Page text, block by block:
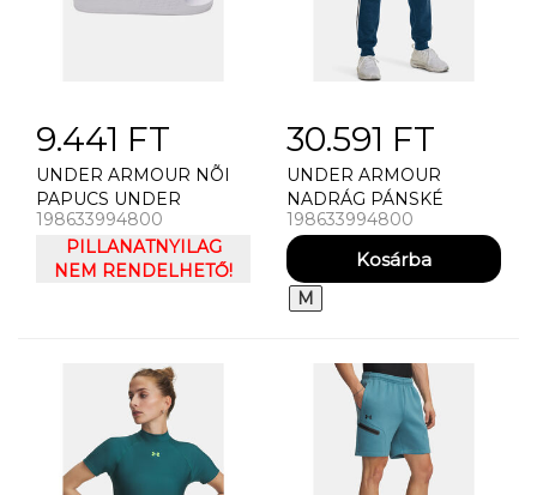
9.441 FT
UNDER ARMOUR NÕI
PAPUCS UNDER
ARMOUR UA W ARMR
SLIDE LITE
198633994800
PILLANATNYILAG
NEM RENDELHETŐ!
30.591 FT
UNDER ARMOUR
NADRÁG PÁNSKÉ
TEPLÁKY UNDER
ARMOUR UA
ESSENTIAL HERITGE
FLC JGR
198633994800
M